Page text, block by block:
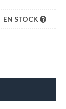
EN STOCK